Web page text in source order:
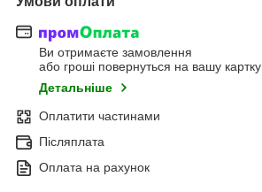
Ви отримаєте замовлення
або гроші повернуться на вашу картку
Детальніше
Оплатити частинами
Післяплата
Оплата на рахунок